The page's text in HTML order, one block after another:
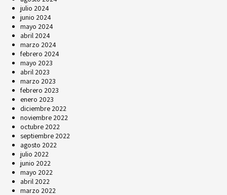
julio 2024
junio 2024
mayo 2024
abril 2024
marzo 2024
febrero 2024
mayo 2023
abril 2023
marzo 2023
febrero 2023
enero 2023
diciembre 2022
noviembre 2022
octubre 2022
septiembre 2022
agosto 2022
julio 2022
junio 2022
mayo 2022
abril 2022
marzo 2022